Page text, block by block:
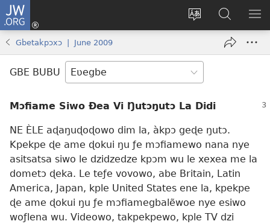
JW.ORG
Trɔ
gbegbɔgblɔa
Ge
Ðe
new
window)
JW.ORG
Nudidi
Gbetakpɔxɔ | June 2009
GBE BUBU
Mɔfiame Siwo Ðea Vi Ŋutɔŋutɔ La Didi
NE ÈLE aɖaŋuɖoɖowo dim la, àkpɔ geɖe ŋutɔ.
Kpekpe ɖe ame ɖokui ŋu ƒe mɔfiamewo nana nye
asitsatsa siwo le dzidzedze kpɔm wu le xexea me la
dometɔ ɖeka. Le teƒe vovowo, abe Britain, Latin
America, Japan, kple United States ene la, kpekpe
ɖe ame ɖokui ŋu ƒe mɔfiamegbalẽwoe nye esiwo
woƒlena wu. Videowo, takpekpewo, kple TV dzi